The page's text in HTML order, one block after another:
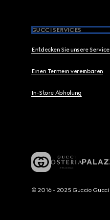
GUCCI SERVICES
Entdecken Sie unsere
Einen Termein vereinbaren
In-Store Abholung
© 2016 - 2025 Guccio Gucci